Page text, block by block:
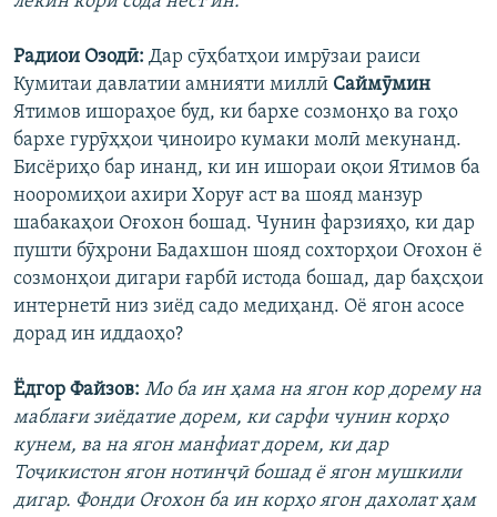
Радиои Озодӣ: Дар сӯҳбатҳои имрӯзаи раиси
Кумитаи давлатии амнияти миллӣ Саймӯмин
Ятимов ишораҳое буд, ки бархе созмонҳо ва гоҳо
бархе гурӯҳҳои ҷиноиро кумаки молӣ мекунанд.
Бисёриҳо бар инанд, ки ин ишораи оқои Ятимов ба
нооромиҳои ахири Хоруғ аст ва шояд манзур
шабакаҳои Оғохон бошад. Чунин фарзияҳо, ки дар
пушти бӯҳрони Бадахшон шояд сохторҳои Оғохон ё
созмонҳои дигари ғарбӣ истода бошад, дар баҳсҳои
интернетӣ низ зиёд садо медиҳанд. Оё ягон асосе
дорад ин иддаоҳо?
Ёдгор Файзов: Мо ба ин ҳама на ягон кор дорему на
маблағи зиёдатие дорем, ки сарфи чунин корҳо
кунем, ва на ягон манфиат дорем, ки дар
Тоҷикистон ягон нотинҷӣ бошад ё ягон мушкили
дигар. Фонди Оғохон ба ин корҳо ягон дахолат ҳам